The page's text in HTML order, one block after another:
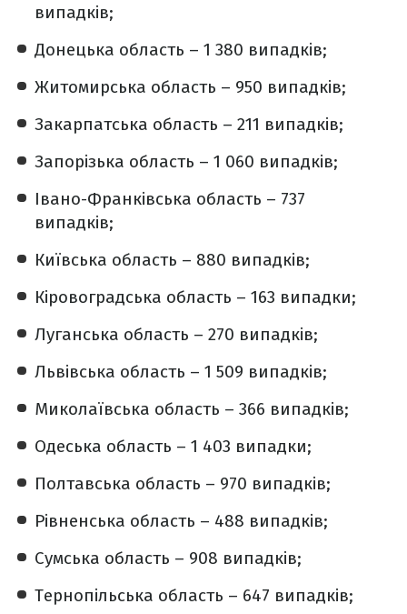
випадків;
Донецька область – 1 380 випадків;
Житомирська область – 950 випадків;
Закарпатська область – 211 випадків;
Запорізька область – 1 060 випадків;
Івано-Франківська область – 737
випадків;
Київська область – 880 випадків;
Кіровоградська область – 163 випадки;
Луганська область – 270 випадків;
Львівська область – 1 509 випадків;
Миколаївська область – 366 випадків;
Одеська область – 1 403 випадки;
Полтавська область – 970 випадків;
Рівненська область – 488 випадків;
Сумська область – 908 випадків;
Тернопільська область – 647 випадків;